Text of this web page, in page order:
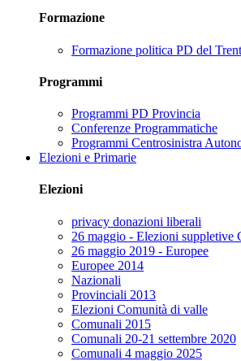
Formazione
Formazione politica PD del
Programmi
Programmi PD Provincia
Conferenze Programmatiche
Programmi Centrosinistra
Elezioni e Primarie
Elezioni
privacy donazioni liberali
26 maggio - Elezioni suppletive
26 maggio 2019 - Europee
Europee 2014
Nazionali
Provinciali 2013
Elezioni Comunità di valle
Comunali 2015
Comunali 20-21 settembre 2020
Comunali 4 maggio 2025